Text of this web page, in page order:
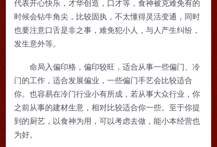
代表开心快乐，才华创造，口才等，食神被克难免有的
时候会钻牛角尖，比较固执，不太懂得灵活变通，同时
也要注意口舌是非之事，难免犯小人，与人产生纠纷，
发生意外等。
命局入偏印格，偏印较旺，适合从事一些偏门、冷
门的工作，适合发展偏业，一些偏门手艺会比较适合
你。也容易在冷门行业小有所成，若从事大众行业，你
之前从事的建材生意，相对比较适合你一些。至于你提
到的厨艺，以食神为用，可以考虑去做，能小本经营也
为好。